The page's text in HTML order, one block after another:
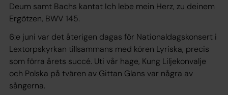
Deum samt Bachs kantat Ich lebe mein Herz, zu deinem
Ergötzen, BWV 145.
6:e juni var det återigen dagas för Nationaldagskonsert i
Lextorpskyrkan tillsammans med kören Lyriska, precis
som förra årets succé. Uti vår hage, Kung Liljekonvalje
och Polska på tvären av Gittan Glans var några av
sångerna.